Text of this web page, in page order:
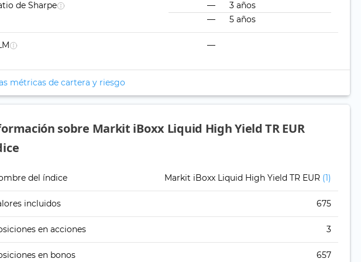
de Sharpe —
3 años
—
5 años
—
métricas de cartera y riesgo
sobre Markit iBoxx Liquid High Yield TR EUR
del índice Markit iBoxx Liquid High Yield TR EUR (1)
incluidos 675
en acciones 3
en bonos 657